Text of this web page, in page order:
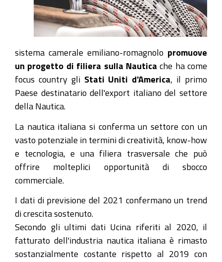
sistema camerale emiliano-romagnolo promuove
un progetto di filiera sulla Nautica che ha come
focus country gli Stati Uniti d'America , il primo
Paese destinatario dell'export italiano del settore
della Nautica.
La nautica italiana si conferma un settore con un
vasto potenziale in termini di creatività, know-how
e tecnologia, e una filiera trasversale che può
offrire molteplici opportunità di sbocco
commerciale.
I dati di previsione del 2021 confermano un trend
di crescita sostenuto.
Secondo gli ultimi dati Ucina riferiti al 2020, il
fatturato dell'industria nautica italiana è rimasto
sostanzialmente costante rispetto al 2019 con